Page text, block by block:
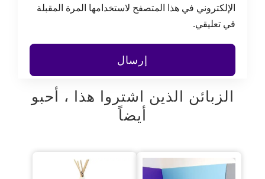
الإلكتروني في هذا المتصفح لاستخدامها المرة المقبلة
في تعليقي.
الزبائن الذين اشتروا هذا ، أحبو
أيضاً